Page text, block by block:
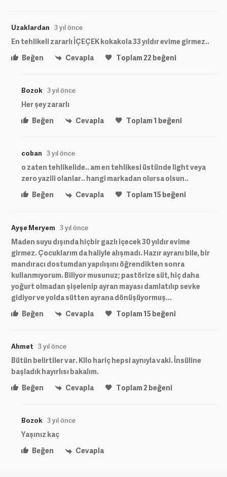
Uzaklardan 3 yıl önce
En tehlikeli zararlı İÇEÇEK kokakola 33 yıldır evime girmez..
Beğen
Cevapla Toplam22 beğeni
Bozok 3 yıl önce
Her şey zararlı
Beğen
Cevapla Toplam1 beğeni
coban 3 yıl önce
o zaten tehlikelide.. am en tehlikesi üstünde light veya
zero yazili olanlar.. hangi markadan olursa olsun..
Beğen
Cevapla Toplam15beğeni
Ayşe Meryem 3 yıl önce
Maden suyu dışında hiçbir gazlı içecek 30 yıldır evime
girmez. Çocuklarım da haliyle alışmadı. Hazır ayranı bile, bir
mandıracı dostumdan yapılışını öğrendikten sonra
kullanmıyorum. Biliyor musunuz; pastörize süt, hiç daha
yoğurt olmadan şişelenip ayran mayası damlatılıp sevke
gidiyor ve yolda sütten ayrana dönüşüyormuş...
Beğen
Cevapla Toplam15beğeni
Ahmet 3 yıl önce
Bütün belirtiler var. Kilo hariç hepsi aynıyla vaki. İnsüline
başladık hayırlısı bakalım.
Beğen
Cevapla Toplam2beğeni
Bozok 3 yıl önce
Yaşınız kaç
Beğen
Cevapla